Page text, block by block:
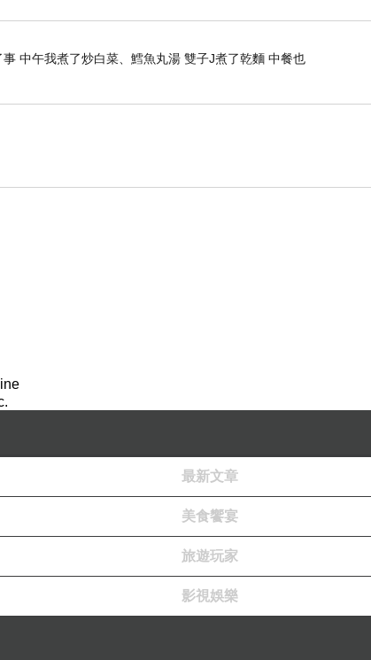
享文開箱文或是業配文，一來是網路上知名網紅部落
還難寫阿！
產品，阿不過更多時候完全是看老娘心情。
？」、「好賺嗎？」
就直接被封殺阿？！）
一沒有粉絲二沒有點閱率三根本只是個只會胡說八道
中午我煮了炒白菜、鱈魚丸湯 雙子J煮了乾麵 中餐也
最新文章
美食饗宴
旅遊玩家
影視娛樂